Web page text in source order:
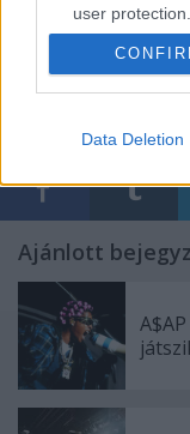
user protection.
Data Deletion
Címkék:red hot chili
Ajánlott